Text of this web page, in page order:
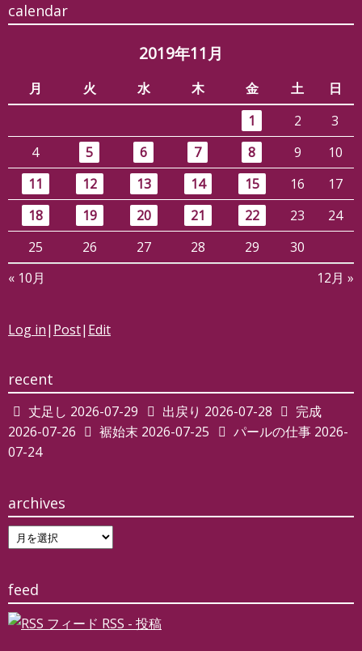
calendar
2019年11月
月 火 水 木 金 土
日
1
2
3
4
5 6 7 8 9
10
11
12 13 14 15 16
17
18
19 20 21 22 23
24
25
26 27 28 29
30
« 10月
12月 »
Log in| Post| Edit
recent
丈足し 2026-07-29 出戻り 2026-07-28
完成
2026-07-26
裾始末 2026-07-25 パールの仕事 2026-
07-24
archives
archives
feed
RSS - 投稿